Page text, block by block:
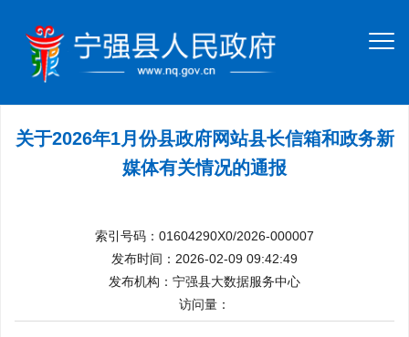
关于2026年1月份县政府网站县长信箱和政务新
媒体有关情况的通报
索引号码：01604290X0/2026-000007
发布时间：2026-02-09 09:42:49
发布机构：宁强县大数据服务中心
访问量：